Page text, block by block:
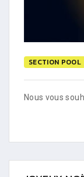
SECTION POOL
Nous vous